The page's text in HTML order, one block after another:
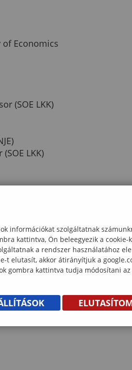
Economics
(SOE LKK)
LKK)
LKK)
információkat szolgáltatnak
kattintva, Ön beleegyezik a cookie-
a rendszer használatához
t elutasít, akkor átirányítjuk a
gombra kattintva tudja módosítani